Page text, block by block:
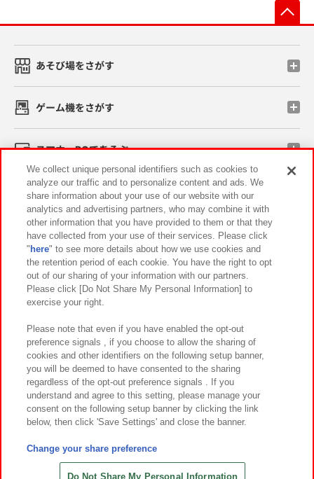
あそび場をさがす
ゲーム機をさがす
スマホ・PCであそぶ
イベント・キャンペーン
関連会社 サステナビリティ サイトポリシー
プライバシーポリシー ウェブアクセシビリティ方針と検証結果
お取引先さまとともに
カスタマーハラスメント対応方針 よくあるご質問・お問い合わせ
©Bandai Namco Amusement Inc.
©Bandai Namco Amusement Lab Inc.
©HANAYASHIKI Co., Ltd. All Rights Reserved.
We collect unique personal identifiers such as cookies to
analyze our traffic and to personalize content and ads. We
share information about your use of our website with our
analytics and advertising partners, who may combine it with
other information that you have provided to them or that they
have collected from your use of their services. Please click
" here" to see more details about how we use cookies and
the retention period of each cookie. You have the right to opt
out of our sharing of your information with our partners.
Please click [Do Not Share My Personal Information] to
exercise your right.
Please note that even if you have enabled the opt-out
preference signals , if you choose to allow the sharing of
cookies and other identifiers on the following setup banner,
you will be deemed to have consented to the sharing
regardless of the opt-out preference signals . If you
understand and agree to this setting, please manage your
consent on the following setup banner by clicking the link
below, then click 'Save Settings' and close the banner.
Change your share preference
Do Not Share My Personal Information